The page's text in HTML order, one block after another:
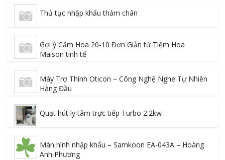
Thủ tục nhập khẩu thảm chân
Gợi ý Cắm Hoa 20-10 Đơn Giản từ Tiệm Hoa
Maison tinh tế
Máy Trợ Thính Oticon – Công Nghệ Nghe Tự Nhiên
Hàng Đầu
Quạt hút ly tâm trực tiếp Turbo 2.2kw
Màn hình nhập khẩu – Samkoon EA-043A – Hoàng
Anh Phương